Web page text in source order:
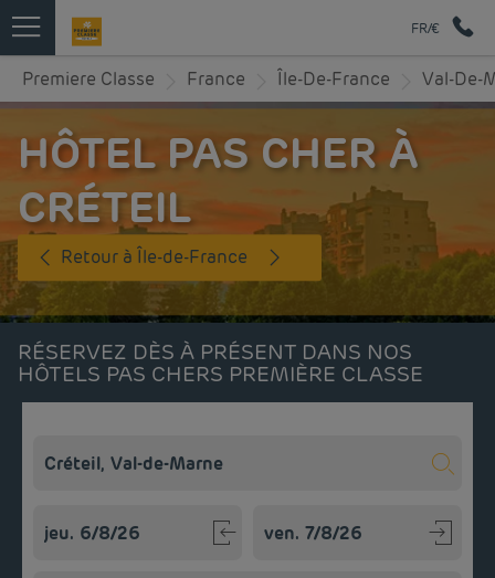
FR/€
Premiere Classe France Île-De-France Val-De-
HÔTEL PAS CHER À
CRÉTEIL
Retour à Île-de-France
RÉSERVEZ DÈS À PRÉSENT DANS NOS
HÔTELS PAS CHERS PREMIÈRE CLASSE